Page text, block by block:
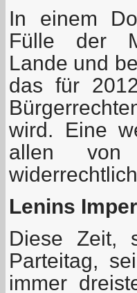
In einem
Fülle der
Lande und
das für
wird. Eine
allen von
Lenins
Diese Zeit,
Parteitag,
immer